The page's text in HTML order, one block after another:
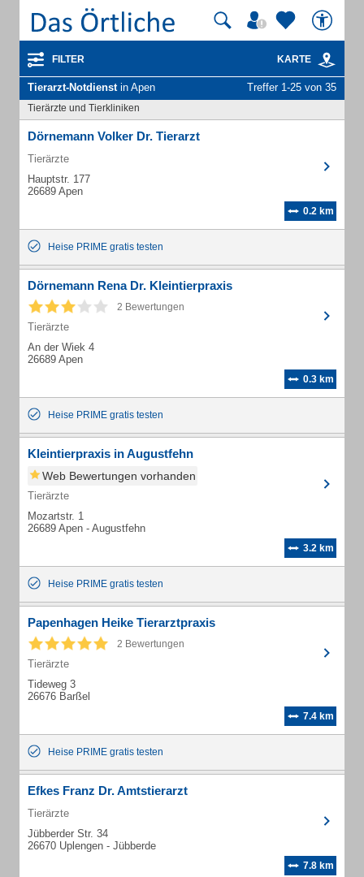
FILTER KARTE
Tierarzt-Notdienstin Apen Treffer 1-25 von 35
Tierärzte und Tierkliniken
Dörnemann Volker Dr. Tierarzt
Tierärzte
Hauptstr. 177
26689 Apen
0.2 km
Heise PRIME gratis testen
Dörnemann Rena Dr. Kleintierpraxis
2 Bewertungen
Tierärzte
An der Wiek 4
26689 Apen
0.3 km
Heise PRIME gratis testen
Kleintierpraxis in Augustfehn
Web Bewertungen vorhanden
Tierärzte
Mozartstr. 1
26689 Apen - Augustfehn
3.2 km
Heise PRIME gratis testen
Papenhagen Heike Tierarztpraxis
2 Bewertungen
Tierärzte
Tideweg 3
26676 Barßel
7.4 km
Heise PRIME gratis testen
Efkes Franz Dr. Amtstierarzt
Tierärzte
Jübberder Str. 34
26670 Uplengen - Jübberde
7.8 km